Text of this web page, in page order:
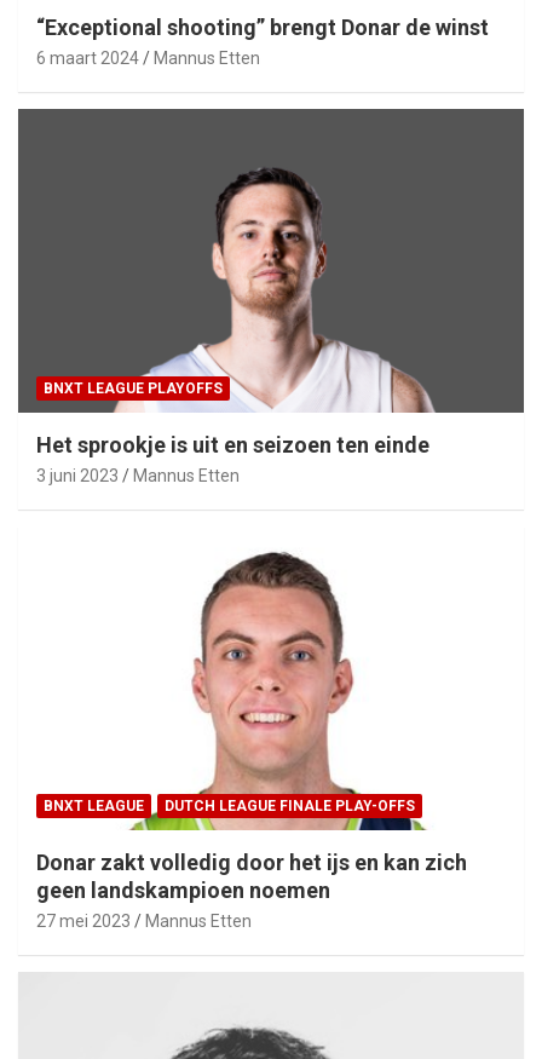
“Exceptional shooting” brengt Donar de winst
6 maart 2024 Mannus Etten
BNXT LEAGUE PLAYOFFS
Het sprookje is uit en seizoen ten einde
3 juni 2023 Mannus Etten
BNXT LEAGUE DUTCH LEAGUE FINALE PLAY-OFFS
Donar zakt volledig door het ijs en kan zich
geen landskampioen noemen
27 mei 2023 Mannus Etten